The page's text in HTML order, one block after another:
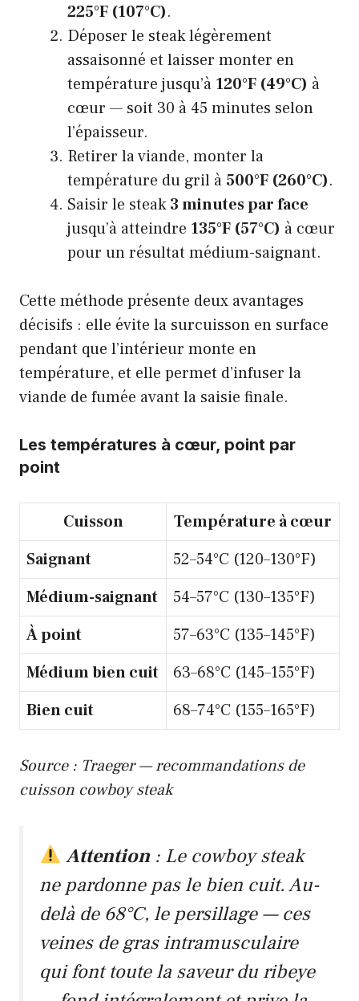
225°F (107°C).
Déposer le steak légèrement
assaisonné et laisser monter en
température jusqu’à 120°F (49°C) à
cœur — soit 30 à 45 minutes selon
l’épaisseur.
Retirer la viande, monter la
température du gril à 500°F (260°C).
Saisir le steak3 minutes par face
jusqu’à atteindre 135°F (57°C) à cœur
pour un résultat médium-saignant.
Cette méthode présente deux avantages
décisifs : elle évite la surcuisson en surface
pendant que l’intérieur monte en
température, et elle permet d’infuser la
viande de fumée avant la saisie finale.
Les températures à cœur, point par
point
Cuisson
Température à cœur
Saignant
52–54°C (120–130°F)
Médium-saignant
54–57°C (130–135°F)
À point
57–63°C (135–145°F)
Médium bien cuit
63–68°C (145–155°F)
Bien cuit
68–74°C (155–165°F)
Source : Traeger — recommandations de
cuisson cowboy steak
Attention : Le cowboy steak
ne pardonne pas le bien cuit. Au-
delà de 68°C, le persillage — ces
veines de gras intramusculaire
qui font toute la saveur du ribeye